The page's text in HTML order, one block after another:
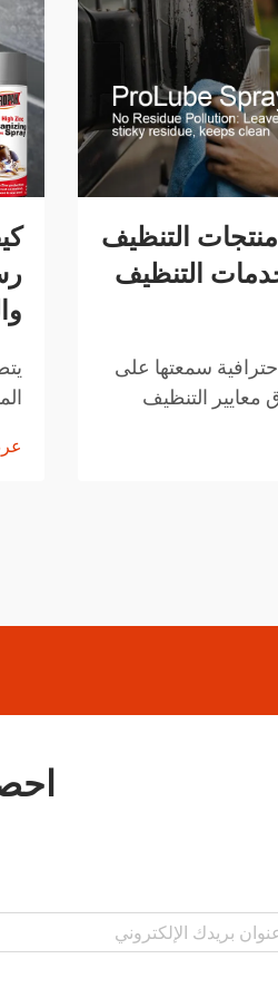
التنظيف
التنظيف
سمعتها على
معايير التنظيف
حلول تم اختيارها